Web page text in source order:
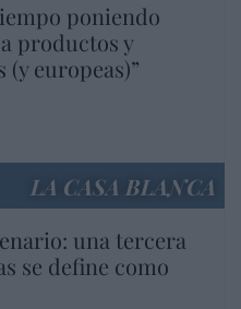
poniendo
productos y
europeas)”
LA CASA BLANCA
una tercera
se define como